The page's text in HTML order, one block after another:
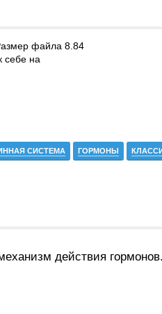
файла 8.84
себе на
СИСТЕМА ГОРМОНЫ
действия гормонов.